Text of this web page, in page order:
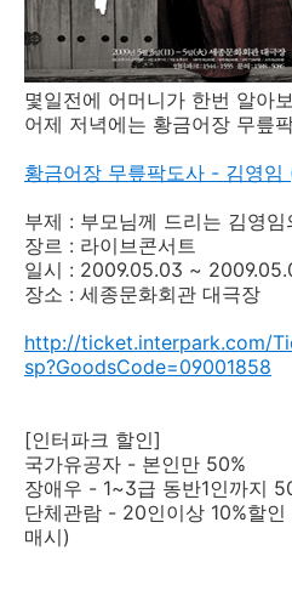
몇일전에 어머니가 한번 알아
어제 저녁에는 황금어장 무릎
황금어장 무릎팍도사 - 김영임
부제 : 부모님께 드리는 김영
장르 : 라이브콘서트
일시 : 2009.05.03 ~
장소 : 세종문화회관 대극장
http://ticket.interpark.com/
sp?GoodsCode=09001858
[인터파크 할인]
국가유공자 - 본인만 50%
장애우 - 1~3급 동반1인까지
단체관람 - 20인이상 10%할
매시)